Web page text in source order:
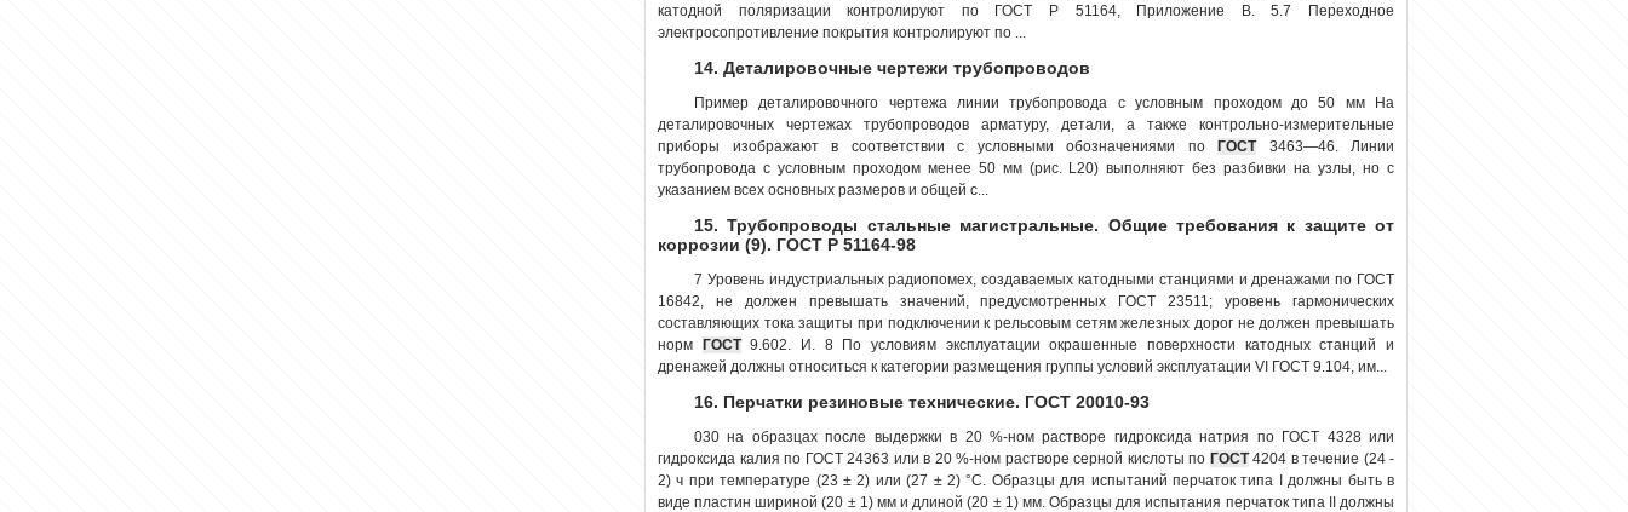
катодной поляризации контролируют по ГОСТ Р 51164, Приложение В. 5.7 Переходное
электросопротивление покрытия контролируют по ...
14. Деталировочные чертежи трубопроводов
Пример деталировочного чертежа линии трубопровода с условным проходом до 50 мм На
деталировочных чертежах трубопроводов арматуру, детали, а также контрольно-измерительные
приборы изображают в соответствии с условными обозначениями по ГОСТ3463—46. Линии
трубопровода с условным проходом менее 50 мм (рис. L20) выполняют без разбивки на узлы, но с
указанием всех основных размеров и общей с...
15. Трубопроводы стальные магистральные. Общие требования к защите от
коррозии (9). ГОСТ Р 51164-98
7 Уровень индустриальных радиопомех, создаваемых катодными станциями и дренажами по ГОСТ
16842, не должен превышать значений, предусмотренных ГОСТ 23511; уровень гармонических
составляющих тока защиты при подключении к рельсовым сетям железных дорог не должен превышать
норм ГОСТ9.602. И. 8 По условиям эксплуатации окрашенные поверхности катодных станций и
дренажей должны относиться к категории размещения группы условий эксплуатации VI ГОСТ 9.104, им...
16. Перчатки резиновые технические. ГОСТ 20010-93
030 на образцах после выдержки в 20 %-ном растворе гидроксида натрия по ГОСТ 4328 или
гидроксида калия по ГОСТ 24363 или в 20 %-ном растворе серной кислоты по ГОСТ4204 в течение (24 -
2) ч при температуре (23 ± 2) или (27 ± 2) °C. Образцы для испытаний перчаток типа I должны быть в
виде пластин шириной (20 ± 1) мм и длиной (20 ± 1) мм. Образцы для испытания перчаток типа II должны